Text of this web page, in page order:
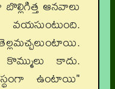
ఆనవాలు
కాదు.
ఉంటాయి"